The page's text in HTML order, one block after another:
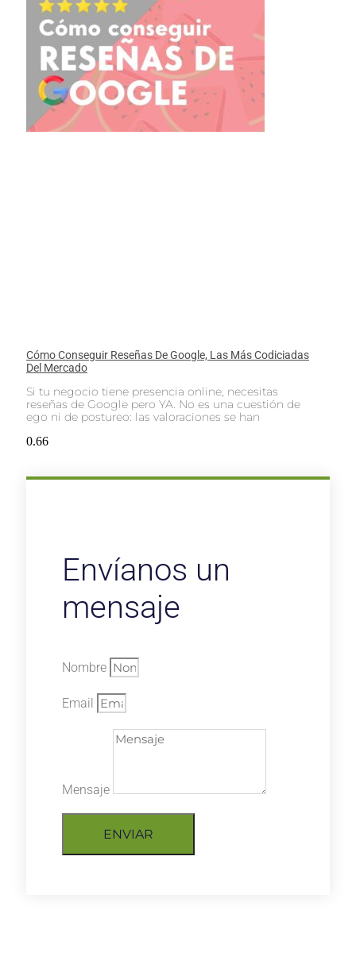
Cómo Conseguir Reseñas De Google, Las Más Codiciadas
Del Mercado
Si tu negocio tiene presencia online, necesitas
reseñas de Google pero YA. No es una cuestión de
ego ni de postureo: las valoraciones se han
Envíanos un
mensaje
Nombre
Email
Mensaje
ENVIAR